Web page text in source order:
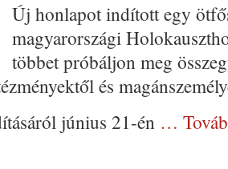
Új honlapot indított egy
magyarországi
többet próbáljon meg
és
június 21-én …